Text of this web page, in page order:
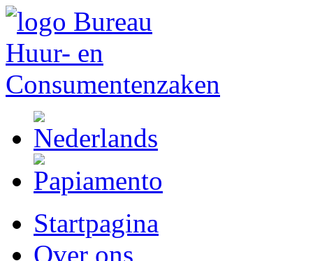
Startpagina
Over ons